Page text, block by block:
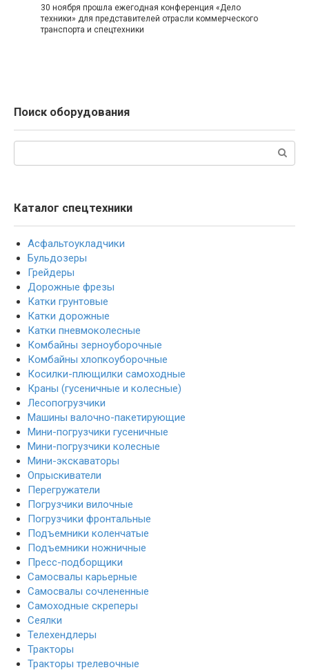
30 ноября прошла ежегодная конференция «Дело
техники» для представителей отрасли коммерческого
транспорта и спецтехники
Поиск оборудования
Каталог спецтехники
Асфальтоукладчики
Бульдозеры
Грейдеры
Дорожные фрезы
Катки грунтовые
Катки дорожные
Катки пневмоколесные
Комбайны зерноуборочные
Комбайны хлопкоуборочные
Косилки-плющилки самоходные
Краны (гусеничные и колесные)
Лесопогрузчики
Машины валочно-пакетирующие
Мини-погрузчики гусеничные
Мини-погрузчики колесные
Мини-экскаваторы
Опрыскиватели
Перегружатели
Погрузчики вилочные
Погрузчики фронтальные
Подъемники коленчатые
Подъемники ножничные
Пресс-подборщики
Самосвалы карьерные
Самосвалы сочлененные
Самоходные скреперы
Сеялки
Телехендлеры
Тракторы
Тракторы трелевочные